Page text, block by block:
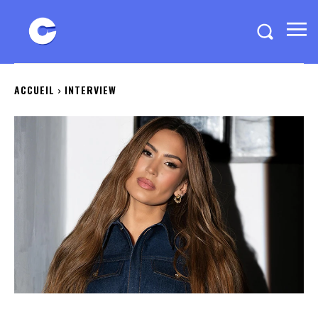
ACCUEIL INTERVIEW